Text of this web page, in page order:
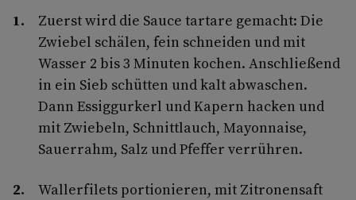
Zuerst wird die Sauce tartare gemacht: Die
Zwiebel schälen, fein schneiden und mit
Wasser 2 bis 3 Mi­nuten kochen. Anschließend
in ein Sieb schütten und kalt abwaschen.
Dann Essiggurkerl und Kapern hacken und
mit Zwiebeln, Schnittlauch, Mayonnaise,
Sauerrahm, Salz und Pfeffer verrühren.
Wallerfilets portionieren, mit Zitronensaft